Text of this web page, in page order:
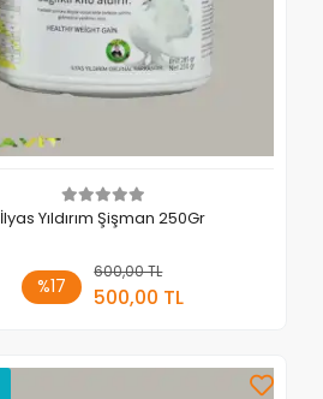
İlyas Yıldırım Şişman 250Gr
%17
600,00 TL
500,00 TL
Sepete Ekle